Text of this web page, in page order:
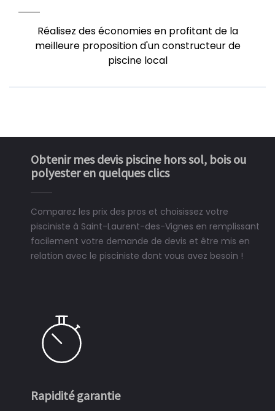
Réalisez des économies en profitant de la
meilleure proposition d'un constructeur de
piscine local
Obtenir mes devis piscine hors sol, bois ou
polyester en quelques clics
Comparez les prix des pros et choisissez votre
pisciniste à Saint-Laurent-des-Vignes en remplissant
facilement votre demande de devis et être mis en
relation avec le pisciniste dont vous avez besoin !
Rapidité garantie